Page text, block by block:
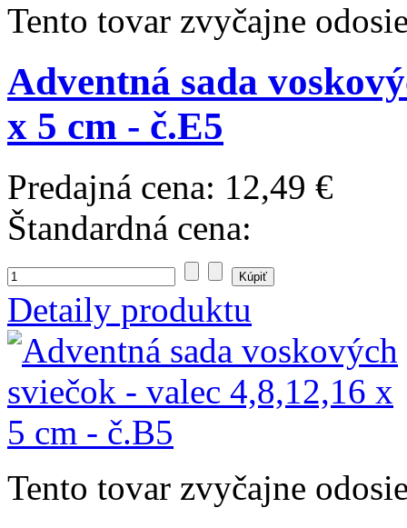
Tento tovar zvyčajne
Adventná sada
x 5 cm - č.E5
Predajná cena: 12,49 €
Štandardná cena:
Detaily produktu
Tento tovar zvyčajne